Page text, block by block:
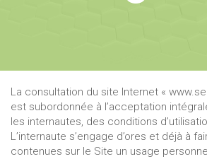
La consultation du site Internet «
est subordonnée à l’acceptation
les internautes, des conditions
L’internaute s’engage d’ores et déjà à
contenues sur le Site un usage